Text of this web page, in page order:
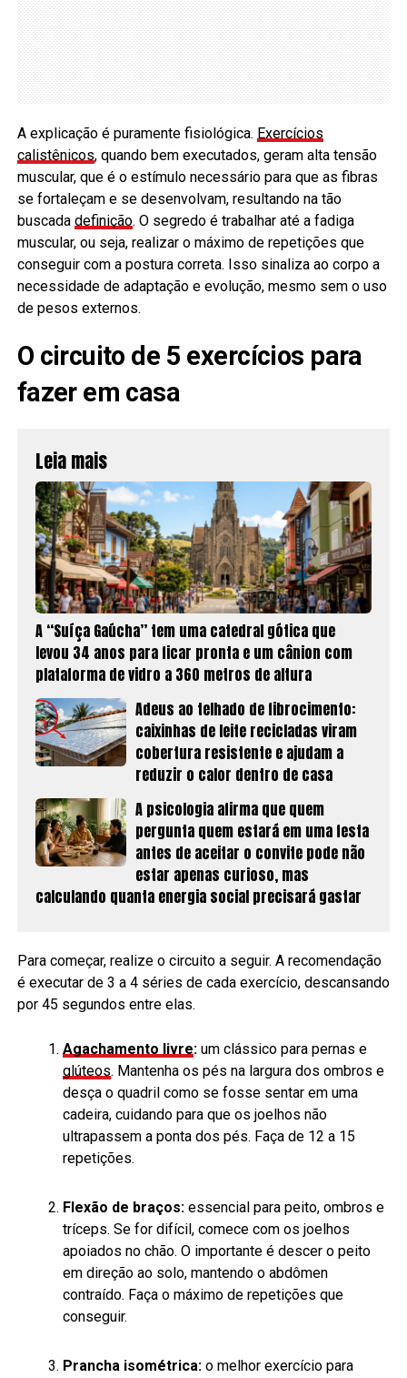
A explicação é puramente fisiológica. Exercícios
calistênicos, quando bem executados, geram alta tensão
muscular, que é o estímulo necessário para que as fibras
se fortaleçam e se desenvolvam, resultando na tão
buscada definição. O segredo é trabalhar até a fadiga
muscular, ou seja, realizar o máximo de repetições que
conseguir com a postura correta. Isso sinaliza ao corpo a
necessidade de adaptação e evolução, mesmo sem o uso
de pesos externos.
O circuito de 5 exercícios para
fazer em casa
Leia mais
A “Suíça Gaúcha” tem uma catedral gótica que
levou 34 anos para ficar pronta e um cânion com
plataforma de vidro a 360 metros de altura
Adeus ao telhado de fibrocimento:
caixinhas de leite recicladas viram
cobertura resistente e ajudam a
reduzir o calor dentro de casa
A psicologia afirma que quem
pergunta quem estará em uma festa
antes de aceitar o convite pode não
estar apenas curioso, mas
calculando quanta energia social precisará gastar
Para começar, realize o circuito a seguir. A recomendação
é executar de 3 a 4 séries de cada exercício, descansando
por 45 segundos entre elas.
Agachamento livre:um clássico para pernas e
glúteos. Mantenha os pés na largura dos ombros e
desça o quadril como se fosse sentar em uma
cadeira, cuidando para que os joelhos não
ultrapassem a ponta dos pés. Faça de 12 a 15
repetições.
Flexão de braços:essencial para peito, ombros e
tríceps. Se for difícil, comece com os joelhos
apoiados no chão. O importante é descer o peito
em direção ao solo, mantendo o abdômen
contraído. Faça o máximo de repetições que
conseguir.
Prancha isométrica:o melhor exercício para